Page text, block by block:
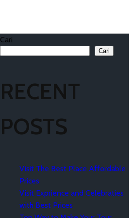
Cari
Cari
RECENT
POSTS
Visit The Best Place Affordable
Prices
Visit Exprience and Celebraties
with Best Prices